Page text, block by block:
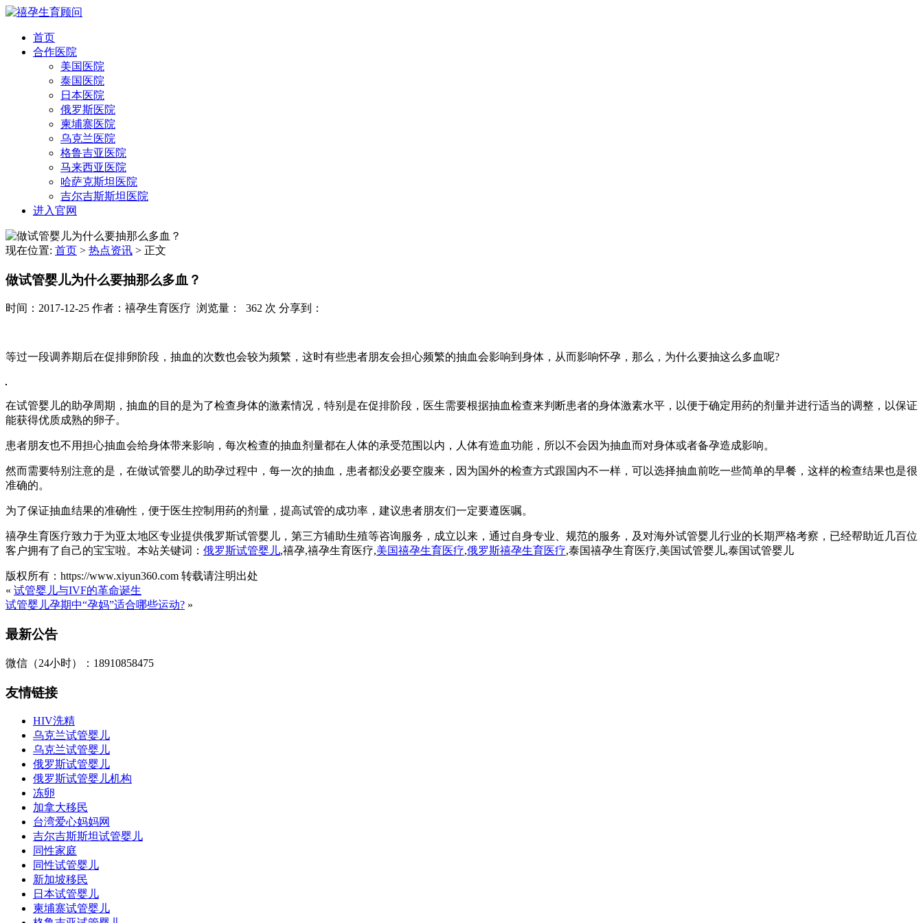
首页
合作医院
美国医院
泰国医院
日本医院
俄罗斯医院
柬埔寨医院
乌克兰医院
格鲁吉亚医院
马来西亚医院
哈萨克斯坦医院
吉尔吉斯斯坦医院
进入官网
现在位置: 首页 > 热点资讯 > 正文
做试管婴儿为什么要抽那么多血？
时间：2017-12-25 作者：禧孕生育医疗 浏览量： 362 次 分享到：
等过一段调养期后在促排卵阶段，抽血的次数也会较为频繁，这时有些患者朋友会担心频繁的抽血会影响到身体，从而影响怀孕，那么，为什么要抽这么多血呢?
在试管婴儿的助孕周期，抽血的目的是为了检查身体的激素情况，特别是在促排阶段，医生需要根据抽血检查来判断患者的身体激素水平，以便于确定用药的剂量并进行适当的调整，以保证
能获得优质成熟的卵子。
患者朋友也不用担心抽血会给身体带来影响，每次检查的抽血剂量都在人体的承受范围以内，人体有造血功能，所以不会因为抽血而对身体或者备孕造成影响。
然而需要特别注意的是，在做试管婴儿的助孕过程中，每一次的抽血，患者都没必要空腹来，因为国外的检查方式跟国内不一样，可以选择抽血前吃一些简单的早餐，这样的检查结果也是很
准确的。
为了保证抽血结果的准确性，便于医生控制用药的剂量，提高试管的成功率，建议患者朋友们一定要遵医嘱。
禧孕生育医疗致力于为亚太地区专业提供俄罗斯试管婴儿，第三方辅助生殖等咨询服务，成立以来，通过自身专业、规范的服务，及对海外试管婴儿行业的长期严格考察，已经帮助近几百位
客户拥有了自己的宝宝啦。本站关键词： 俄罗斯试管婴儿,禧孕,禧孕生育医疗,美国禧孕生育医疗,俄罗斯禧孕生育医疗,泰国禧孕生育医疗,美国试管婴儿,泰国试管婴儿
版权所有：https://www.xiyun360.com 转载请注明出处
« 试管婴儿与IVF的革命诞生
试管婴儿孕期中“孕妈”适合哪些运动? »
最新公告
微信（24小时）：18910858475
友情链接
HIV洗精
乌克兰试管婴儿
乌克兰试管婴儿
俄罗斯试管婴儿
俄罗斯试管婴儿机构
冻卵
加拿大移民
台湾爱心妈妈网
吉尔吉斯斯坦试管婴儿
同性家庭
同性试管婴儿
新加坡移民
日本试管婴儿
柬埔寨试管婴儿